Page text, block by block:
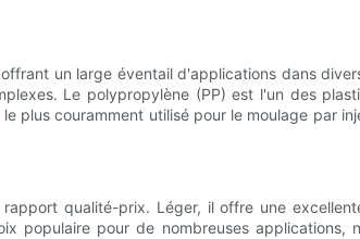
un large éventail d'applications dans
Le polypropylène (PP) est l'un des
plus couramment utilisé pour le moulage par
qualité-prix. Léger, il offre une
populaire pour de nombreuses applications,